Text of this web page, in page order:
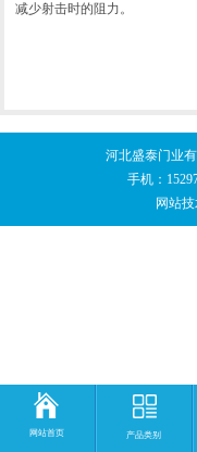
减少射击时的阻力。
河北盛泰门业
手机：
网站技
网站首页 产品类别